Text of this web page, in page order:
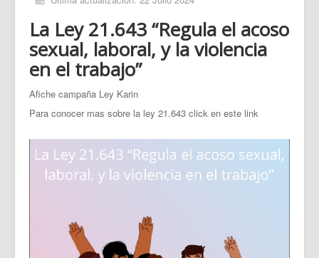
La Ley 21.643 “Regula el acoso
sexual, laboral, y la violencia
en el trabajo”
Afiche campaña Ley Karin
Para conocer mas sobre la ley 21.643 click en este link